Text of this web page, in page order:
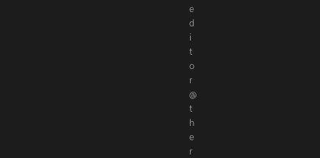
e
d
i
t
o
r
@
t
h
e
r